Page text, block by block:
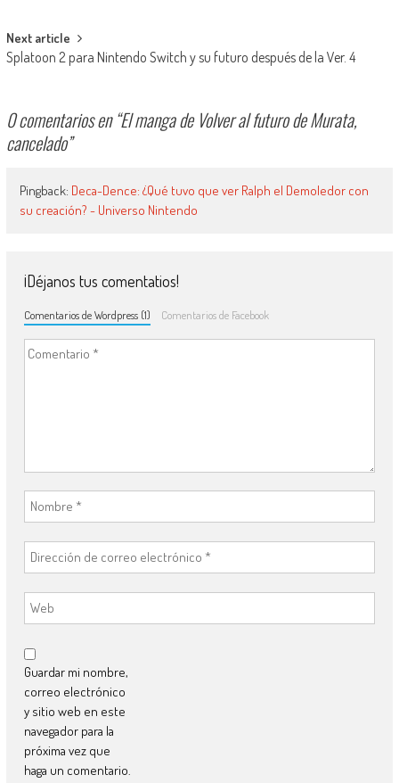
Next article
Splatoon 2 para Nintendo Switch y su futuro después de la Ver. 4
0 comentarios en “El manga de Volver al futuro de Murata,
cancelado”
Pingback: Deca-Dence: ¿Qué tuvo que ver Ralph el Demoledor con
su creación? - Universo Nintendo
¡Déjanos tus comentatios!
Comentarios de Wordpress (1) Comentarios de Facebook
Guardar mi nombre,
correo electrónico
y sitio web en este
navegador para la
próxima vez que
haga un comentario.